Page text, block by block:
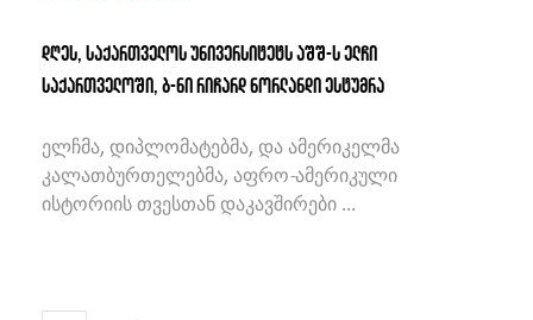
დღეს, საქართველოს უნივერსიტეტს აშშ-ს ელჩი
საქართველოში, ბ-ნი რიჩარდ ნორლანდი ესტუმრა
ელჩმა, დიპლომატებმა, და ამერიკელმა
კალათბურთელებმა, აფრო-ამერიკული
ისტორიის თვესთან დაკავშირები ...